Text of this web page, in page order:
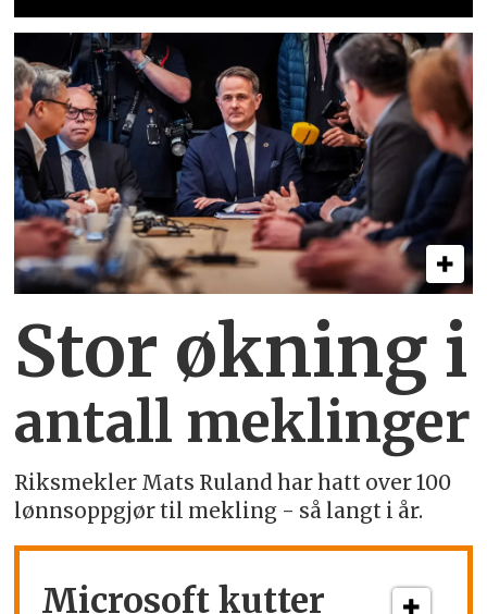
Stor økning i
antall meklinger
Riksmekler Mats Ruland har hatt over 100
lønnsoppgjør til mekling - så langt i år.
Microsoft kutter